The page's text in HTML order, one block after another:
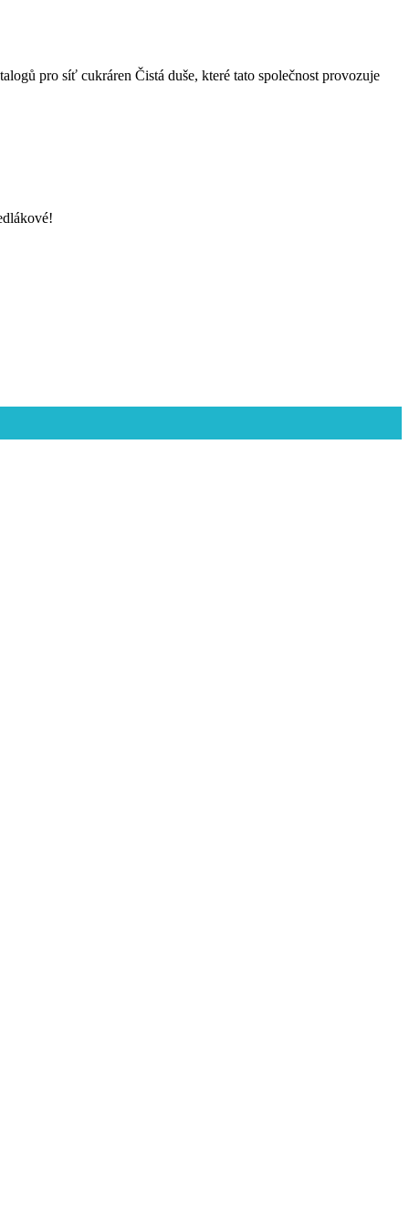
pro síť cukráren Čistá duše, které tato společnost provozuje